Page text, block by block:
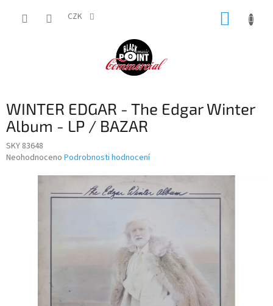
CZK
WINTER EDGAR - The Edgar Winter
Album - LP / BAZAR
SKY 83648
Průměrné
Neohodnoceno Podrobnosti hodnocení